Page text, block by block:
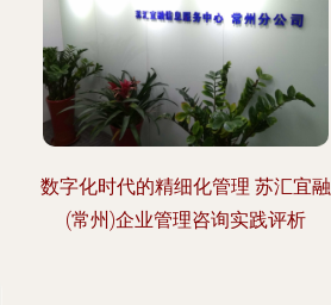
数字化时代的精细化管理 苏汇宜融
(常州)企业管理咨询实践评析